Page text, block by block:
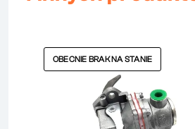
OBECNIE BRAK NA STANIE